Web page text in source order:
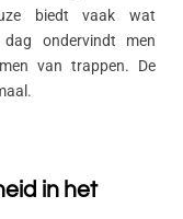
biedt vaak wat
ondervindt men
van trappen. De
in het